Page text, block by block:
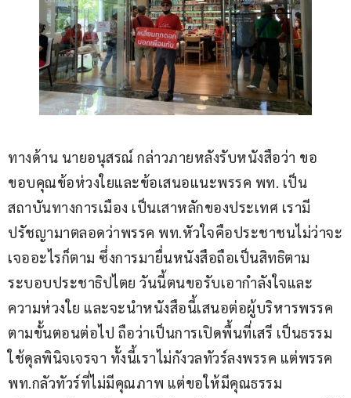
ทางด้าน นายอนุสรณ์ กล่าวภายหลังรับหนังสือว่า ขอ
ขอบคุณข้อห่วงใยและข้อเสนอแนะพรรค พท. เป็น
สถาบันทางการเมือง เป็นเสาหลักของประเทศ เรามี
ปรัชญามาตลอดว่าพรรค พท.หัวใจคือประชาชนไม่ว่าจะ
เจออะไรก็ตาม ซึ่งการมายื่นหนังสือถือเป็นสิทธิตาม
ระบอบประชาธิปไตย วันนี้ตนขอรับเอากำลังใจและ
ความห่วงใย และจะนำหนังสือนี้เสนอต่อผู้บริหารพรรค
ตามขั้นตอนต่อไป ถือว่าเป็นการเปิดพื้นที่เสรี เป็นธรรม
ใช้ดุลพินิจเจรจา ทั้งนี้เราไม่กังวลทัวร์ลงพรรค แต่พรรค
พท.กลัวทัวร์ที่ไม่มีคุณภาพ แต่ขอให้มีคุณธรรม